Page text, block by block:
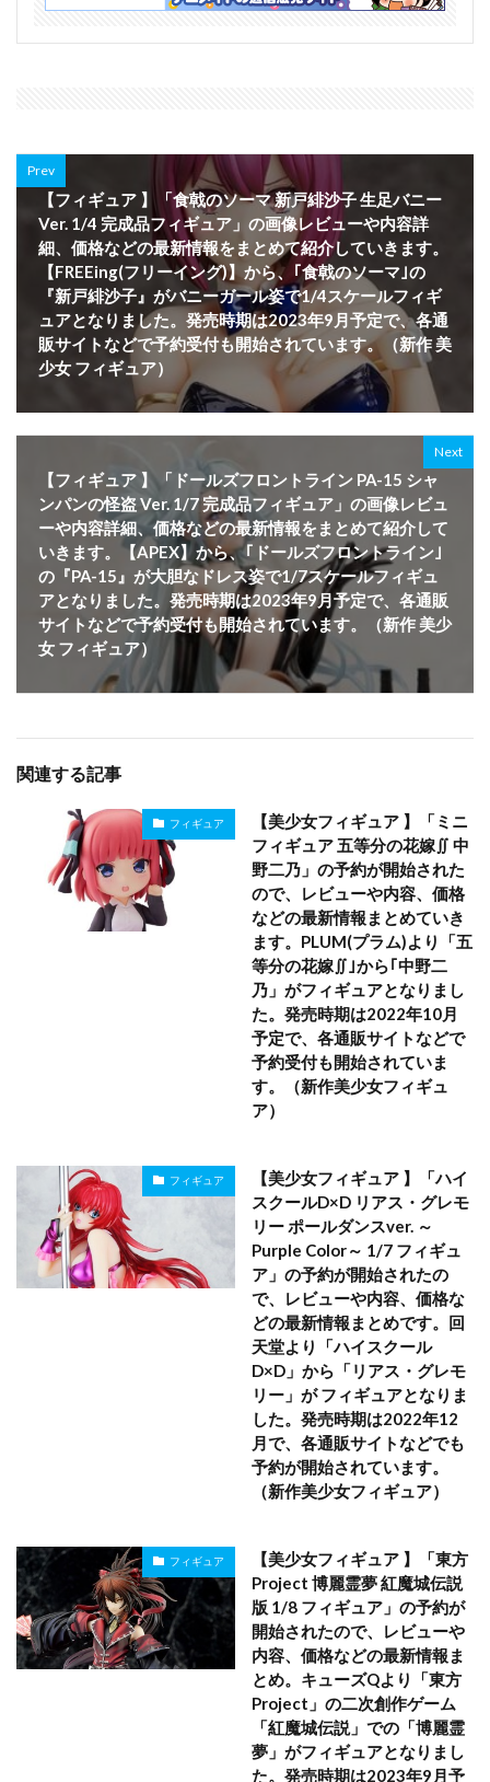
Prev
【フィギュア 】「食戟のソーマ 新戸緋沙子 生足バニー
Ver. 1/4 完成品フィギュア」の画像レビューや内容詳
細、価格などの最新情報をまとめて紹介していきます。
【FREEing(フリーイング)】から、｢食戟のソーマ｣の
『新戸緋沙子』がバニーガール姿で1/4スケールフィギ
ュアとなりました。発売時期は2023年9月予定で、各通
販サイトなどで予約受付も開始されています。（新作 美
少女 フィギュア）
Next
【フィギュア 】「ドールズフロントライン PA-15 シャ
ンパンの怪盗 Ver. 1/7 完成品フィギュア」の画像レビュ
ーや内容詳細、価格などの最新情報をまとめて紹介して
いきます。【APEX】から、｢ドールズフロントライン｣
の『PA-15』が大胆なドレス姿で1/7スケールフィギュ
アとなりました。発売時期は2023年9月予定で、各通販
サイトなどで予約受付も開始されています。（新作 美少
女 フィギュア）
関連する記事
フィギュア
【美少女フィギュア 】「ミニ
フィギュア 五等分の花嫁∬ 中
野二乃」の予約が開始された
ので、レビューや内容、価格
などの最新情報まとめていき
ます。PLUM(プラム)より「五
等分の花嫁∬｣から｢中野二
乃」がフィギュアとなりまし
た。発売時期は2022年10月
予定で、各通販サイトなどで
予約受付も開始されていま
す。（新作美少女フィギュ
ア）
フィギュア
【美少女フィギュア 】「ハイ
スクールD×D リアス・グレモ
リー ポールダンスver. ～
Purple Color～ 1/7 フィギュ
ア」の予約が開始されたの
で、レビューや内容、価格な
どの最新情報まとめです。回
天堂より「ハイスクール
D×D」から「リアス・グレモ
リー」が フィギュアとなりま
した。発売時期は2022年12
月で、各通販サイトなどでも
予約が開始されています。
（新作美少女フィギュア）
フィギュア
【美少女フィギュア 】「東方
Project 博麗霊夢 紅魔城伝説
版 1/8 フィギュア」の予約が
開始されたので、レビューや
内容、価格などの最新情報ま
とめ。キューズQより「東方
Project」の二次創作ゲーム
「紅魔城伝説」での「博麗霊
夢」がフィギュアとなりまし
た。発売時期は2023年9月予